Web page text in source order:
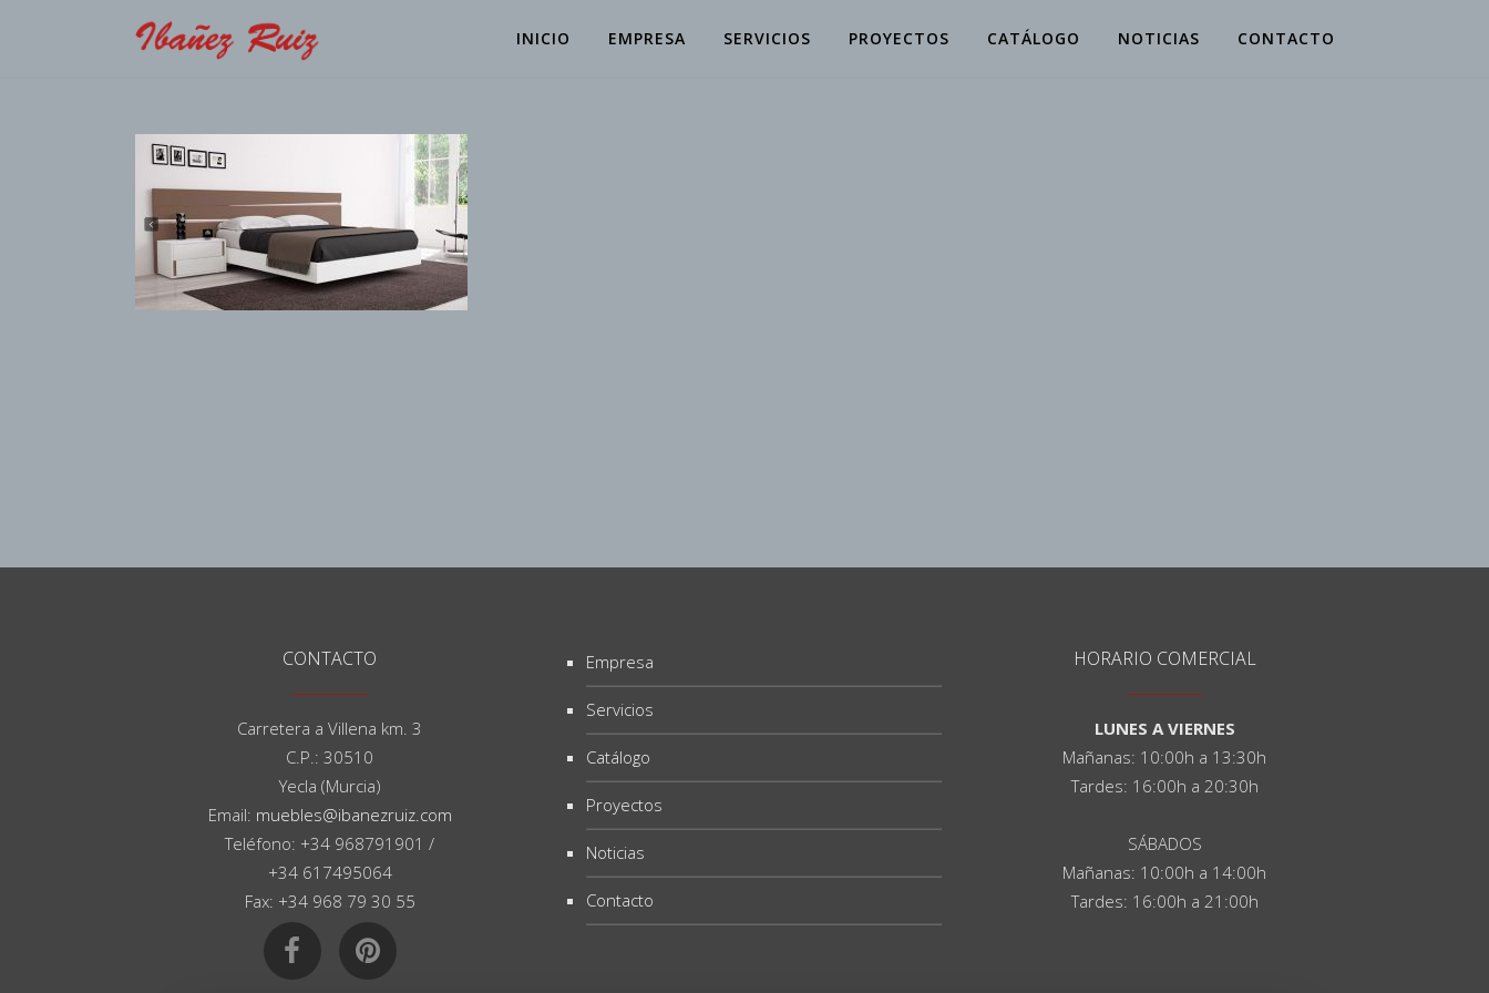
INICIO EMPRESA SERVICIOS PROYECTOS CATÁLOGO NOTICIAS CONTACTO
CONTACTO
Carretera a Villena km. 3
C.P.: 30510
Yecla (Murcia)
Email: muebles@ibanezruiz.com
Teléfono: +34 968791901 /
+34 617495064
Fax: +34 968 79 30 55
Empresa
Servicios
Catálogo
Proyectos
Noticias
Contacto
HORARIO COMERCIAL
LUNES A VIERNES
Mañanas: 10:00h a 13:30h
Tardes: 16:00h a 20:30h
SÁBADOS
Mañanas: 10:00h a 14:00h
Tardes: 16:00h a 21:00h